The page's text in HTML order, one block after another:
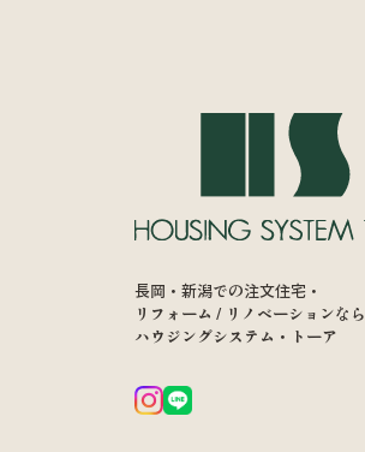
長岡・新潟での注文住宅・
リフォーム / リノベーションなら
ハウジングシステム・トーア